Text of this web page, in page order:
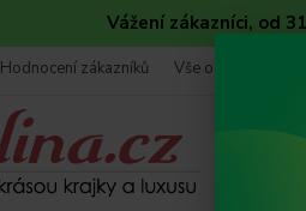
Vážení zákazníci, od
Hodnocení zákazníků Vše o nákupu